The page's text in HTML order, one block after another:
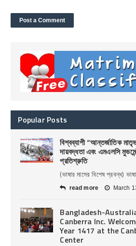
Popular Posts
বিশ্বব্যাপী “আন্তর্জাতিক
দায়বদ্ধতা এবং এমএলসি
প্রতিশ্রুতি
(ভাষার মাসের বিশেষ প্রবন্ধ)
read more March
Bangladesh-
Canberra Inc.
Year 1417 at the
Center